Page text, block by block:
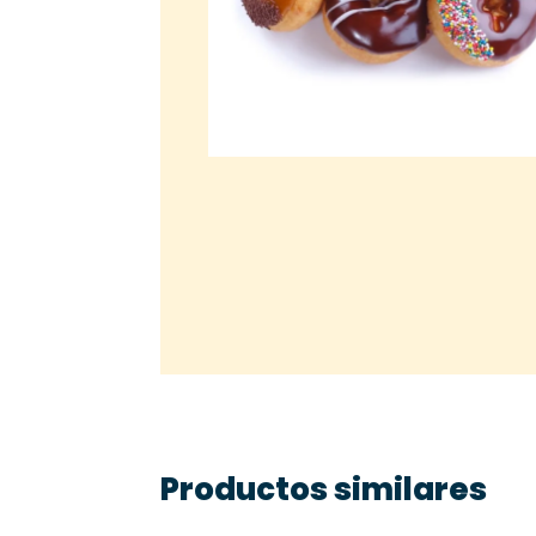
Productos similares